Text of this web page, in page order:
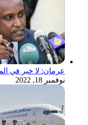
عرمان: لا خير في
نوفمبر 18, 2022